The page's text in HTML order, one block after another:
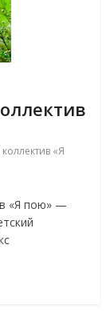
«Я
«Я пою» —